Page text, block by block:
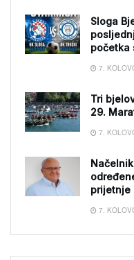
Sloga
početka
7.
Tri
29.
7.
prijetnje
7.